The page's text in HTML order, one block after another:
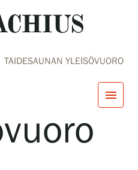
TAIDESAUNAN YLEISÖVUORO
menu